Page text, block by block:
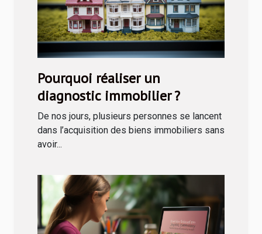
Pourquoi réaliser un
diagnostic immobilier ?
De nos jours, plusieurs personnes se lancent
dans l’acquisition des biens immobiliers sans
avoir...